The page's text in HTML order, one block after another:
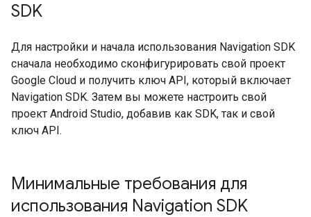
SDK
Для настройки и начала использования Navigation SDK
сначала необходимо сконфигурировать свой проект
Google Cloud и получить ключ API, который включает
Navigation SDK. Затем вы можете настроить свой
проект Android Studio, добавив как SDK, так и свой
ключ API.
Минимальные требования для
использования Navigation SDK